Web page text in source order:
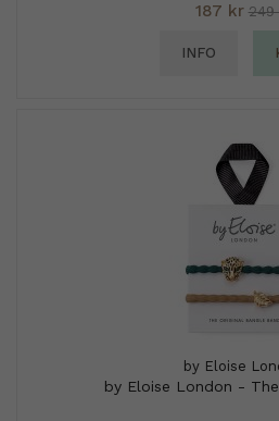
187 kr 249
INFO
by Eloise
by Eloise London -